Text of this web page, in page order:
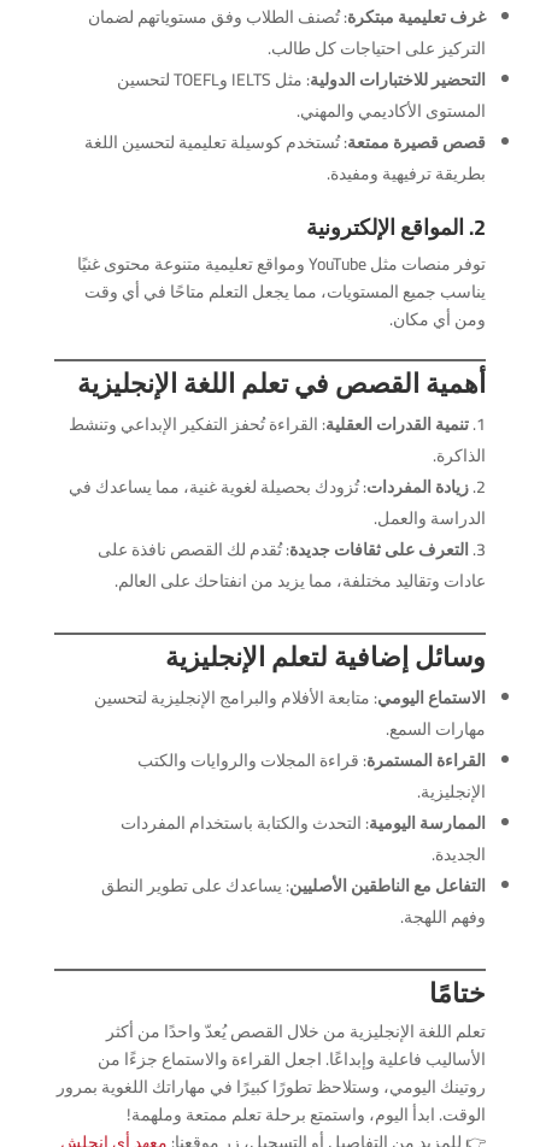
غرف تعليمية مبتكرة: تُصنف الطلاب وفق مستوياتهم لضمان
التركيز على احتياجات كل طالب.
التحضير للاختبارات الدولية
: مثل IELTS وTOEFL لتحسين
المستوى الأكاديمي والمهني.
قصص قصيرة ممتعة: تُستخدم كوسيلة تعليمية لتحسين اللغة
بطريقة ترفيهية ومفيدة.
2. المواقع الإلكترونية
توفر منصات مثل YouTube ومواقع تعليمية متنوعة محتوى غنيًا
يناسب جميع المستويات، مما يجعل التعلم متاحًا في أي وقت
ومن أي مكان.
أهمية القصص في تعلم اللغة الإنجليزية
تنمية القدرات العقلية: القراءة تُحفز التفكير الإبداعي وتنشط
الذاكرة.
زيادة المفردات: تُزودك بحصيلة لغوية غنية، مما يساعدك في
الدراسة والعمل.
التعرف على ثقافات جديدة: تُقدم لك القصص نافذة على
عادات وتقاليد مختلفة، مما يزيد من انفتاحك على العالم.
وسائل إضافية لتعلم الإنجليزية
الاستماع اليومي: متابعة الأفلام والبرامج الإنجليزية لتحسين
مهارات السمع.
القراءة المستمرة: قراءة المجلات والروايات والكتب
الإنجليزية.
الممارسة اليومية: التحدث والكتابة باستخدام المفردات
الجديدة.
التفاعل مع الناطقين الأصليين: يساعدك على تطوير النطق
وفهم اللهجة.
ختامًا
تعلم اللغة الإنجليزية من خلال القصص يُعدّ واحدًا من أكثر
الأساليب فاعلية وإبداعًا. اجعل القراءة والاستماع جزءًا من
روتينك اليومي، وستلاحظ تطورًا كبيرًا في مهاراتك اللغوية بمرور
الوقت. ابدأ اليوم، واستمتع برحلة تعلم ممتعة وملهمة!